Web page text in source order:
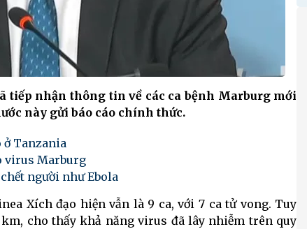
tiếp nhận thông tin về các ca bệnh Marburg mới
này gửi báo cáo chính thức.
ở Tanzania
virus Marburg
người như Ebola
Xích đạo hiện vẫn là 9 ca, với 7 ca tử vong. Tuy
cho thấy khả năng virus đã lây nhiễm trên quy